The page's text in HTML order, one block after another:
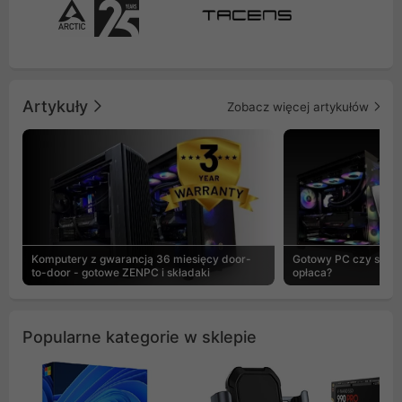
Artykuły Zobacz więcej artykułów
Komputery z gwarancją 36 miesięcy door-
to-door - gotowe ZENPC i składaki
Gotowy PC czy
opłaca?
Popularne kategorie w sklepie